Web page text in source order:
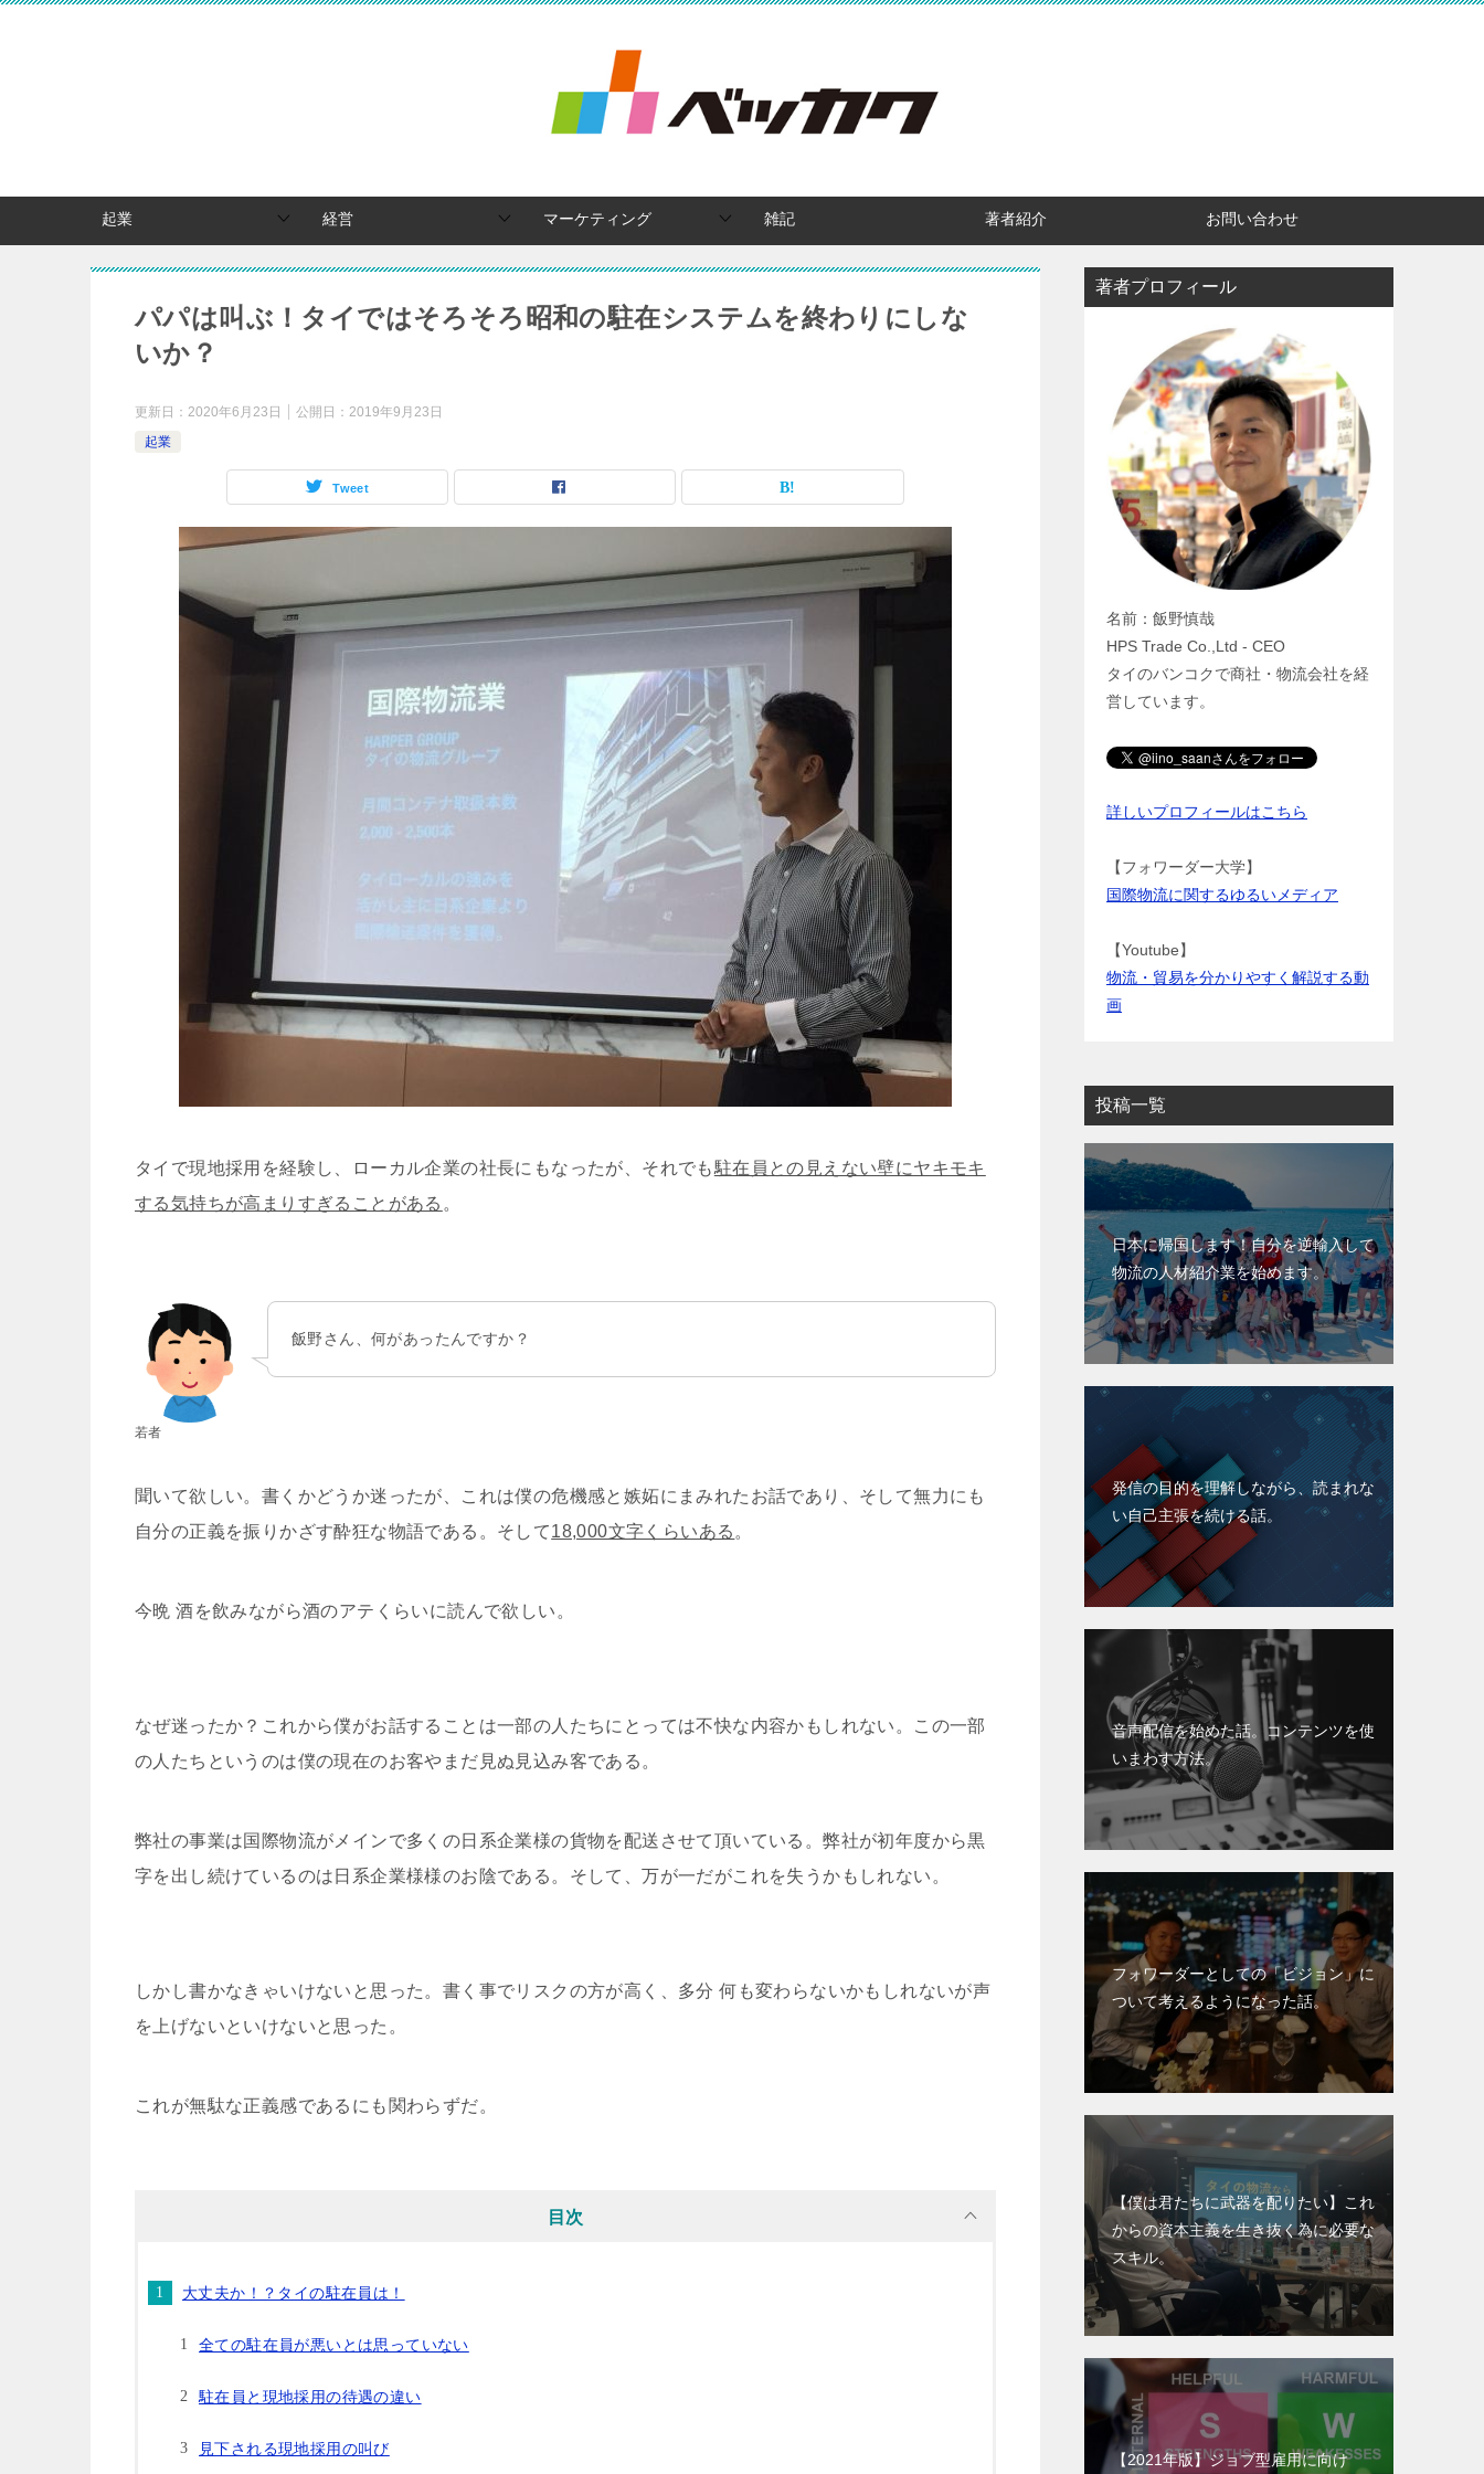
起業 経営 マーケティング 雑記 著者紹介 お問い合わせ
パパは叫ぶ！タイではそろそろ昭和の駐在システムを終わりにしな
いか？
更新日： 2020年6月23日 公開日： 2019年9月23日
起業
Tweet
タイで現地採用を経験し、ローカル企業の社長にもなったが、それでも駐在員との見えない壁にヤキモキ
する気持ちが高まりすぎることがある 。
若者
飯野さん、何があったんですか？
聞いて欲しい。書くかどうか迷ったが、これは僕の危機感と嫉妬にまみれたお話であり、そして無力にも
自分の正義を振りかざす酔狂な物語である。そして18,000文字くらいある 。
今晩 酒を飲みながら酒のアテくらいに読んで欲しい。
なぜ迷ったか？これから僕がお話することは一部の人たちにとっては不快な内容かもしれない。この一部
の人たちというのは僕の現在のお客やまだ見ぬ見込み客である。
弊社の事業は国際物流がメインで多くの日系企業様の貨物を配送させて頂いている。弊社が初年度から黒
字を出し続けているのは日系企業様様のお陰である。そして、万が一だがこれを失うかもしれない。
しかし書かなきゃいけないと思った。書く事でリスクの方が高く、多分 何も変わらないかもしれないが声
を上げないといけないと思った。
これが無駄な正義感であるにも関わらずだ。
目次
大丈夫か！？タイの駐在員は！
全ての駐在員が悪いとは思っていない
駐在員と現地採用の待遇の違い
見下される現地採用の叫び
著者プロフィール
名前：飯野慎哉
HPS Trade Co.,Ltd - CEO
タイのバンコクで商社・物流会社を経
営しています。
詳しいプロフィールはこちら
【フォワーダー大学】
国際物流に関するゆるいメディア
【Youtube】
物流・貿易を分かりやすく解説する動
画
投稿一覧
日本に帰国します！自分を逆輸入して
物流の人材紹介業を始めます。
発信の目的を理解しながら、読まれな
い自己主張を続ける話。
音声配信を始めた話。コンテンツを使
いまわす方法。
フォワーダーとしての「ビジョン」に
ついて考えるようになった話。
【僕は君たちに武器を配りたい】これ
からの資本主義を生き抜く為に必要な
スキル。
【2021年版】ジョブ型雇用に向け